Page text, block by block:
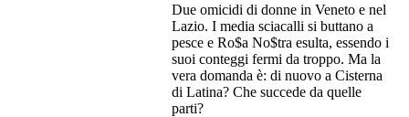
Due omicidi di donne in Veneto e nel
Lazio. I media sciacalli si buttano a
pesce e Ro$a No$tra esulta, essendo i
suoi conteggi fermi da troppo. Ma la
vera domanda è: di nuovo a Cisterna
di Latina? Che succede da quelle
parti?